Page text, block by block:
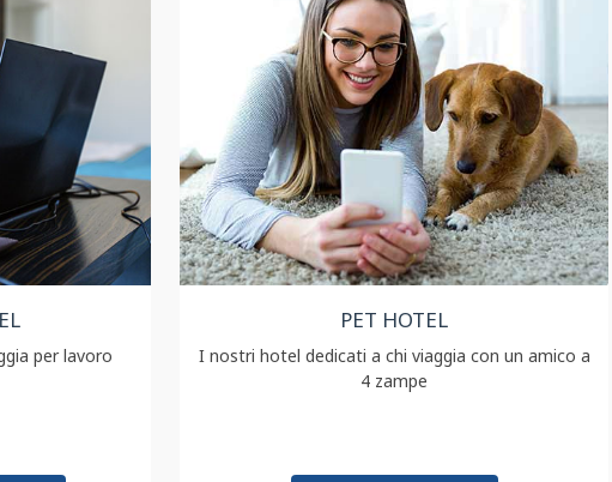
per lavoro
PET HOTEL
I nostri hotel dedicati a chi viaggia con un amico a
4 zampe